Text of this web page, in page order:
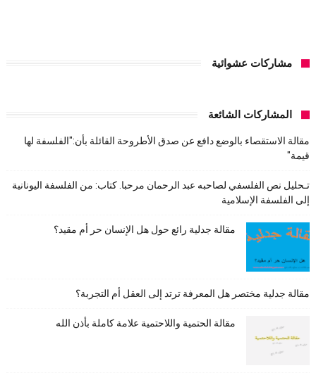
مشاركات عشوائية
المشاركات الشائعة
مقالة الاستقصاء بالوضع دافع عن صدق الأطروحة القائلة بأن:"الفلسفة لها
قيمة"
تـحليل نص الفلسفي لصاحبه عبد الرحمان مرحبا. كتاب: من الفلسفة اليونانية
إلى الفلسفة الإسلامية
مقالة جدلية رائع حول هل الإنسان حر أم مقيد؟
مقالة جدلية مختصر هل المعرفة ترتد إلى العقل أم التجربة؟
مقالة الحتمية واللاحتمية علامة كاملة بأذن الله